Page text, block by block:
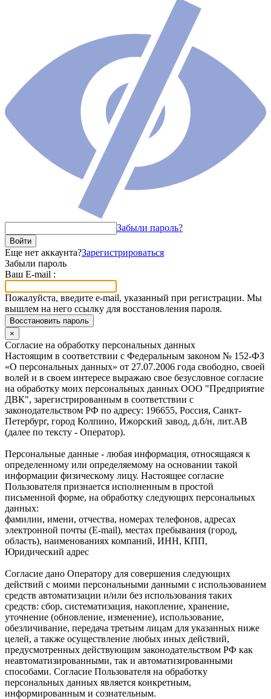
Забыли пароль?
Войти
Еще нет аккаунта?Зарегистрироваться
Забыли пароль
Ваш E-mail :
Пожалуйста, введите e-mail, указанный при регистрации. Мы
вышлем на него ссылку для восстановления пароля.
Восстановить пароль
×
Согласие на обработку персональных данных
Настоящим в соответствии с Федеральным законом № 152-ФЗ
«О персональных данных» от 27.07.2006 года свободно, своей
волей и в своем интересе выражаю свое безусловное согласие
на обработку моих персональных данных ООО "Предприятие
ДВК", зарегистрированным в соответствии с
законодательством РФ по адресу: 196655, Россия, Санкт-
Петербург, город Колпино, Ижорский завод, д.б/н, лит.АВ
(далее по тексту - Оператор).
Персональные данные - любая информация, относящаяся к
определенному или определяемому на основании такой
информации физическому лицу. Настоящее согласие
Пользователя признается исполненным в простой
письменной форме, на обработку следующих персональных
данных:
фамилии, имени, отчества, номерах телефонов, адресах
электронной почты (E-mail), местах пребывания (город,
область), наименованиях компаний, ИНН, КПП,
Юридический адрес
Согласие дано Оператору для совершения следующих
действий с моими персональными данными с использованием
средств автоматизации и/или без использования таких
средств: сбор, систематизация, накопление, хранение,
уточнение (обновление, изменение), использование,
обезличивание, передача третьим лицам для указанных ниже
целей, а также осуществление любых иных действий,
предусмотренных действующим законодательством РФ как
неавтоматизированными, так и автоматизированными
способами. Согласие Пользователя на обработку
персональных данных является конкретным,
информированным и сознательным.